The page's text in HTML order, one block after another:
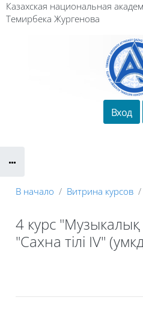
Перейти к основному
Казахская национальная
Темирбека Жургенова
Вход
В начало Витрина курсов
4 курс "Музыкалық
"Сахна тілі IV"